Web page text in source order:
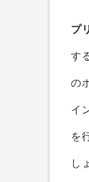
プ
す
の
イ